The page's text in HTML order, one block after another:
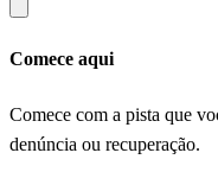
Comece aqui
Comece com a pista que
denúncia ou recuperação.